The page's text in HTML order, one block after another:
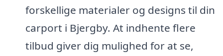
forskellige materialer og designs til din
carport i Bjergby. At indhente flere
tilbud giver dig mulighed for at se,